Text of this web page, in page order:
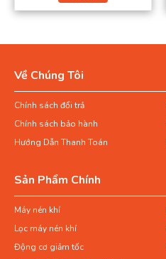
Về Chúng Tôi
Chính sách đổi trả
Chính sách bảo hành
Hướng Dẫn Thanh Toán
Sản Phẩm Chính
Máy nén khí
Lọc máy nén khí
Động cơ giảm tốc